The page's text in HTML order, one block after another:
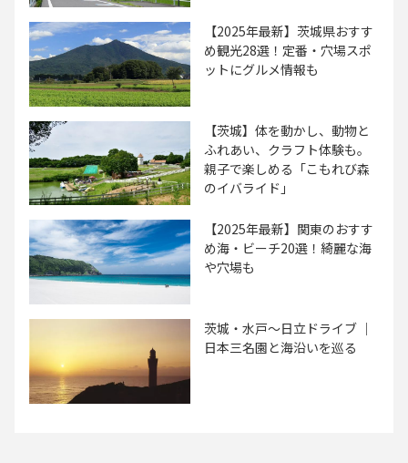
【2025年最新】茨城県おすす
め観光28選！定番・穴場スポ
ットにグルメ情報も
【茨城】体を動かし、動物と
ふれあい、クラフト体験も。
親子で楽しめる「こもれび森
のイバライド」
【2025年最新】関東のおすす
め海・ビーチ20選！綺麗な海
や穴場も
茨城・水戸～日立ドライブ ｜
日本三名園と海沿いを巡る